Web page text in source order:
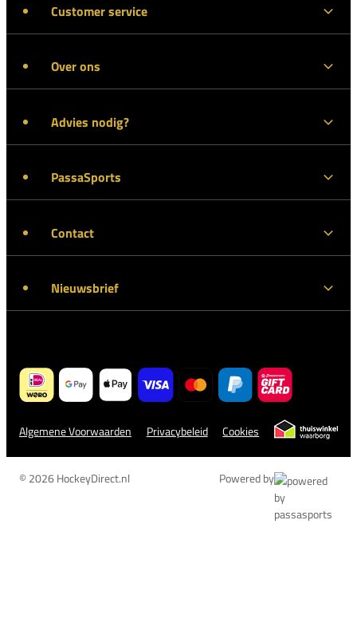
Customer service
Over ons
Advies nodig?
PassaSports
Contact
Nieuwsbrief
Algemene Voorwaarden Privacybeleid Cookies
© 2026 HockeyDirect.nl Powered by